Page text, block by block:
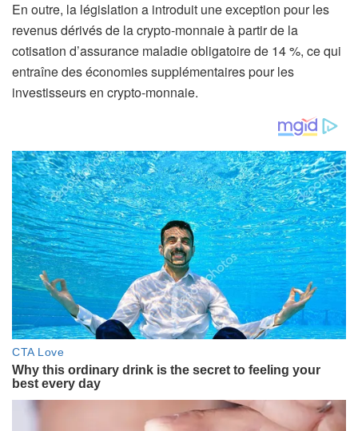
En outre, la législation a introduit une exception pour les
revenus dérivés de la crypto-monnaie à partir de la
cotisation d’assurance maladie obligatoire de 14 %, ce qui
entraîne des économies supplémentaires pour les
investisseurs en crypto-monnaie.